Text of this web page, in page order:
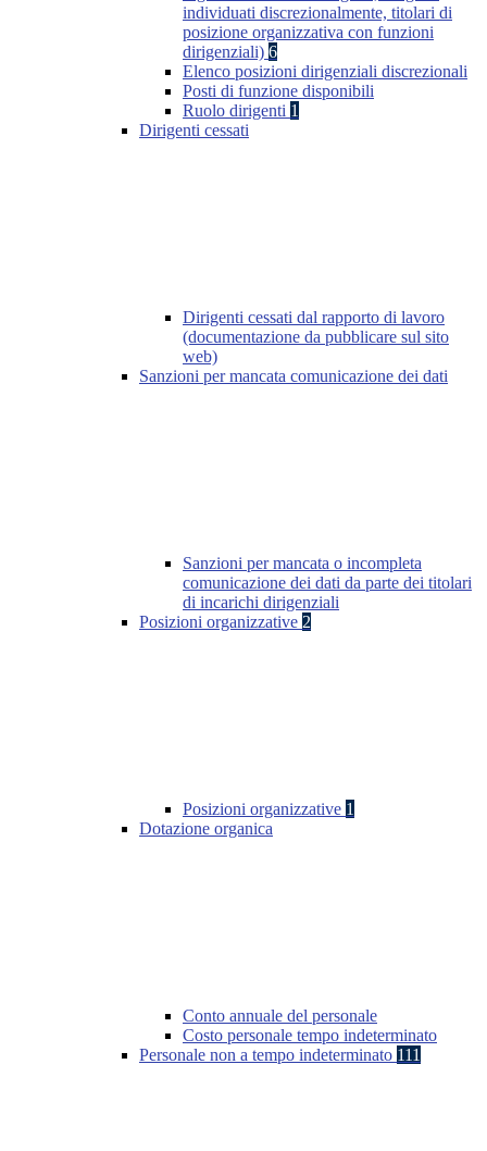
individuati discrezionalmente, titolari di
posizione organizzativa con funzioni
dirigenziali) 6
Elenco posizioni dirigenziali discrezionali
Posti di funzione disponibili
Ruolo dirigenti 1
Dirigenti cessati
Dirigenti cessati dal rapporto di lavoro
(documentazione da pubblicare sul sito
web)
Sanzioni per mancata comunicazione dei dati
Sanzioni per mancata o incompleta
comunicazione dei dati da parte dei titolari
di incarichi dirigenziali
Posizioni organizzative 2
Posizioni organizzative 1
Dotazione organica
Conto annuale del personale
Costo personale tempo indeterminato
Personale non a tempo indeterminato 111